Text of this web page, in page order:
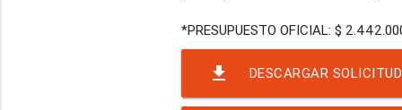
file_download DESCARGAR